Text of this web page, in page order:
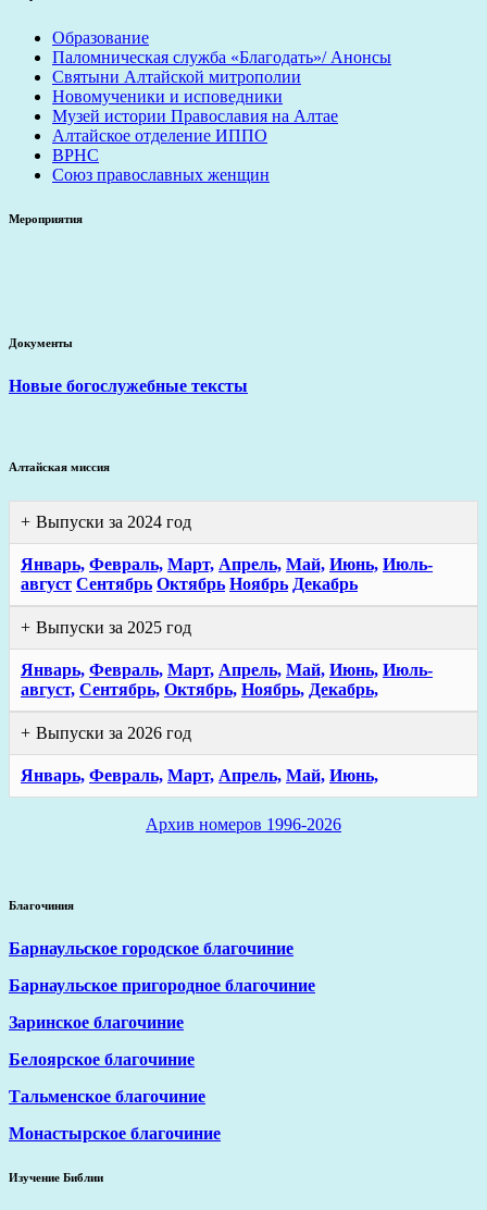
Образование
Паломническая служба «Благодать»/ Анонсы
Святыни Алтайской митрополии
Новомученики и исповедники
Музей истории Православия на Алтае
Алтайское отделение ИППО
ВРНС
Союз православных женщин
Мероприятия
Документы
Новые богослужебные тексты
Алтайская миссия
Выпуски за 2024 год
Январь, Февраль, Март, Апрель, Май, Июнь, Июль-
август Сентябрь Октябрь Ноябрь Декабрь
Выпуски за 2025 год
Январь, Февраль, Март, Апрель, Май, Июнь, Июль-
август, Сентябрь, Октябрь, Ноябрь, Декабрь,
Выпуски за 2026 год
Январь, Февраль, Март, Апрель, Май, Июнь,
Архив номеров 1996-2026
Благочиния
Барнаульское городское благочиние
Барнаульское пригородное благочиние
Заринское благочиние
Белоярское благочиние
Тальменское благочиние
Монастырское благочиние
Изучение Библии